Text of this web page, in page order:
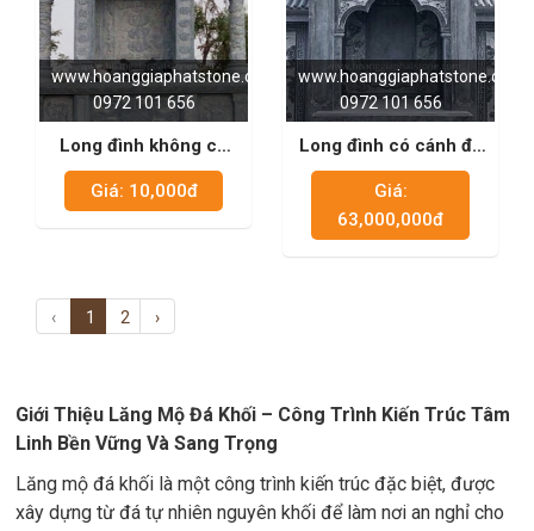
www.hoanggiaphatstone.com
0972 101 656
Long đình không có
cánh xanh đen 01
Giá: 10,000đ
www.hoanggiaphatstone.com
0972 101 656
Long đình có cánh đá
xanh rêu 05
Giá:
63,000,000đ
‹ 1 2 ›
Giới Thiệu Lăng Mộ Đá Khối – Công Trình Kiến Trúc Tâm
Linh Bền Vững Và Sang Trọng
Lăng mộ đá khối là một công trình kiến trúc đặc biệt, được
xây dựng từ đá tự nhiên nguyên khối để làm nơi an nghỉ cho